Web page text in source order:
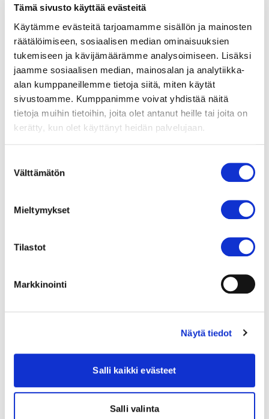
Tämä sivusto käyttää evästeitä
Käytämme evästeitä tarjoamamme sisällön ja mainosten
räätälöimiseen, sosiaalisen median ominaisuuksien
tukemiseen ja kävijämäärämme analysoimiseen. Lisäksi
jaamme sosiaalisen median, mainosalan ja analytiikka-
alan kumppaneillemme tietoja siitä, miten käytät
sivustoamme. Kumppanimme voivat yhdistää näitä
tietoja muihin tietoihin, joita olet antanut heille tai joita on
kerätty, kun olet käyttänyt heidän palvelujaan.
valinta
Välttämätön
Mieltymykset
Tilastot
Markkinointi
Näytä tiedot
Salli kaikki evästeet
Salli valinta
Kardiologian läheteohjeet
Aiemmat julkaisut
Sydän- ja rintaelinkirurgian läheteohjeet
Päivystyspalvelu
Hinnastot
Konsultaatiopalvelut
Lähikardiologipalvelu
Etäkonsultaatiopalvelut eteisvärinän
Eteisvärinän katetriablaatiohoidot Tays
Uusi hoitomuoto vastaa eteisvärinäepidemiaan
Laadunhallinta Sydänsairaalassa
Sydänsairaala työpaikkana
Avoimet työpaikat
SK Hankintapalvelut